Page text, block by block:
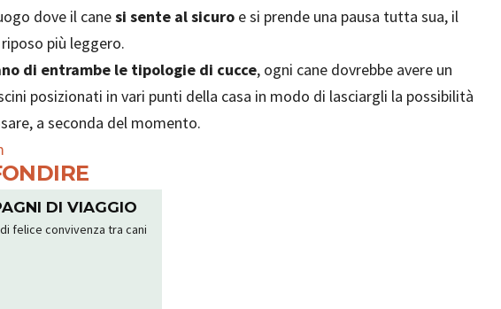
dove il canesi sente al sicuro e si prende una pausa tutta sua, il
più leggero.
di entrambe le tipologie di cucce, ogni cane dovrebbe avere un
posizionati in vari punti della casa in modo di lasciargli la possibilità
a seconda del momento.
DI VIAGGIO
felice convivenza tra cani